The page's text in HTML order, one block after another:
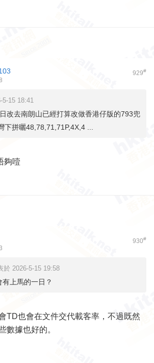
929#
5-15 18:41
改去南朗山已經打算改做香港仔版的793兜
下拼曬48,78,71,71P,4X,4 ...
夠噎
930#
於 2026-5-15 19:58
上馬的一日？
TD也會在文件交代載客率，不過既然
數據也好的。